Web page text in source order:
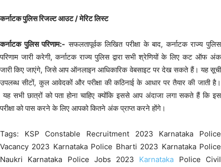
कर्नाटक पुलिस रिजल्ट आउट / मेरिट लिस्ट
कर्नाटक पुलिस परिणाम:- सफलतापूर्वक लिखित परीक्षा के बाद, कर्नाटक राज्य पुलिस
परिणाम जारी करेगी, कर्नाटक राज्य पुलिस द्वारा सभी श्रेणियों के लिए कट ऑफ अंक
जारी किए जाएंगे, जिसे आप ऑनलाइन आधिकारिक वेबसाइट पर देख सकते हैं। यह सूची
उपलब्ध सीटों, कुल आवेदकों और परीक्षा की कठिनाई के आधार पर तैयार की जाती है।
यह सभी छात्रों को पता होना चाहिए क्योंकि इससे आप अंदाजा लगा सकते हैं कि इस
परीक्षा को पास करने के लिए आपको कितने अंक प्राप्त करने होंगे।
Tags: KSP Constable Recruitment 2023 Karnataka Police
Vacancy 2023 Karnataka Police Bharti 2023 Karnataka Police
Naukri Karnataka Police Jobs 2023 Karnataka Police Civil